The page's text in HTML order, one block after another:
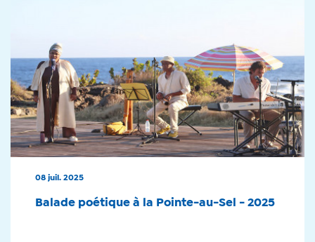
08 juil. 2025
Balade poétique à la Pointe-au-Sel - 2025